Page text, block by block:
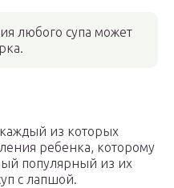
любого супа может
из которых
ребенка, которому
популярный из их
с лапшой.